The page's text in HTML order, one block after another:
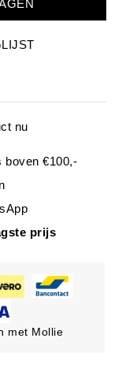
nu
boven €100,-
prijs
met Mollie